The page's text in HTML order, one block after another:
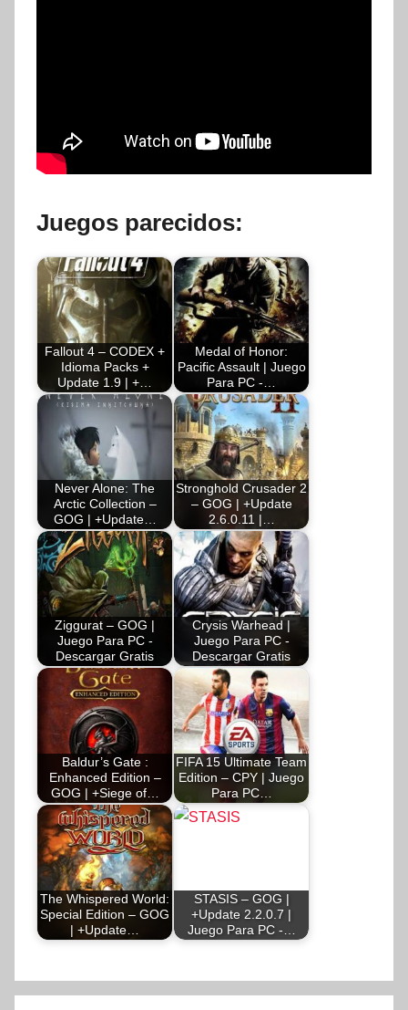
Juegos parecidos:
Fallout 4 – CODEX +
Idioma Packs +
Update 1.9 | +…
Medal of Honor:
Pacific Assault | Juego
Para PC -…
Never Alone: The
Arctic Collection –
GOG | +Update…
Stronghold Crusader 2
– GOG | +Update
2.6.0.11 |…
Ziggurat – GOG |
Juego Para PC -
Descargar Gratis
Crysis Warhead |
Juego Para PC -
Descargar Gratis
Baldur’s Gate :
Enhanced Edition –
GOG | +Siege of…
FIFA 15 Ultimate Team
Edition – CPY | Juego
Para PC…
The Whispered World:
Special Edition – GOG
| +Update…
STASIS – GOG |
+Update 2.2.0.7 |
Juego Para PC -…